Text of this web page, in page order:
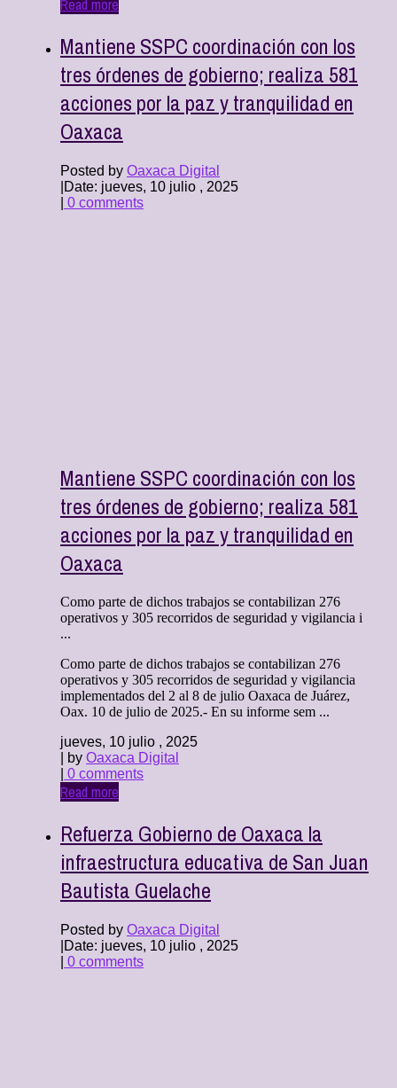
Read more
Mantiene SSPC coordinación con los
tres órdenes de gobierno; realiza 581
acciones por la paz y tranquilidad en
Oaxaca
Posted by Oaxaca Digital
Date: jueves, 10 julio , 2025
0 comments
Mantiene SSPC coordinación con los
tres órdenes de gobierno; realiza 581
acciones por la paz y tranquilidad en
Oaxaca
Como parte de dichos trabajos se contabilizan 276
operativos y 305 recorridos de seguridad y vigilancia i
...
Como parte de dichos trabajos se contabilizan 276
operativos y 305 recorridos de seguridad y vigilancia
implementados del 2 al 8 de julio Oaxaca de Juárez,
Oax. 10 de julio de 2025.- En su informe sem ...
jueves, 10 julio , 2025
| by Oaxaca Digital
0 comments
Read more
Refuerza Gobierno de Oaxaca la
infraestructura educativa de San Juan
Bautista Guelache
Posted by Oaxaca Digital
Date: jueves, 10 julio , 2025
0 comments